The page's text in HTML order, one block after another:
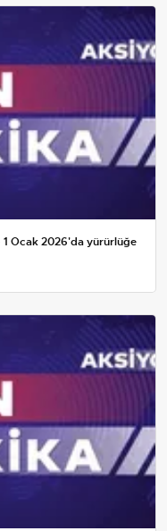
Ocak 2026'da yürürlüğe